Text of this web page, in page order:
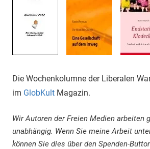
Die Wochenkolumne der Liberalen
im GlobKult Magazin.
Wir Autoren der Freien Medien arbeiten
unabhängig. Wenn Sie meine Arbeit
können Sie dies über den Spenden-